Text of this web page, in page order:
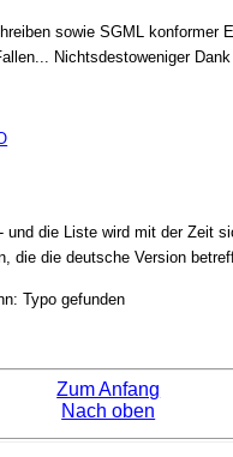
sowie SGML
Nichtsdestoweniger Dank
die Liste wird mit der Zeit
die die deutsche Version
Typo gefunden
Zum Anfang
Nach oben